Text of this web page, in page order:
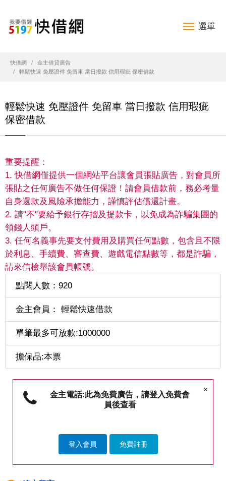
選單
快借網
金主借貸廣告
輕鬆快速 免壓證件 免留車 當日撥款 信用瑕疵 保密借款
輕鬆快速 免壓證件 免留車 當日撥款 信用瑕疵
保密借款
重要提醒：
1. 快借網僅提供一個網站平台讓會員張貼廣告，對會員所
張貼之任何廣告不做任何保證！請會員借款前，務必考量
自身還款及風險承擔能力，謹慎評估償還計畫。
2. 請"不"要給予銀行存摺及提款卡，以免成為詐騙集團的
領錢人頭戶。
3. 任何名義事先要支付費用及購買任何點數，包含且不限
於利息、手續費、審查費、遊戲電信點數等，都是詐騙，
請來信檢舉該會員帳號。
點閱人數：920
金主會員： 輕鬆快速借款
單筆最多可放款:1000000
擔保品:本票
×
金主電話:此為免費廣告，請登入免費會
員後查看
登入會員 免費註冊